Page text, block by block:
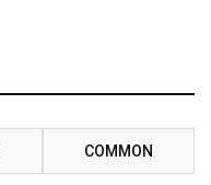
COMMON